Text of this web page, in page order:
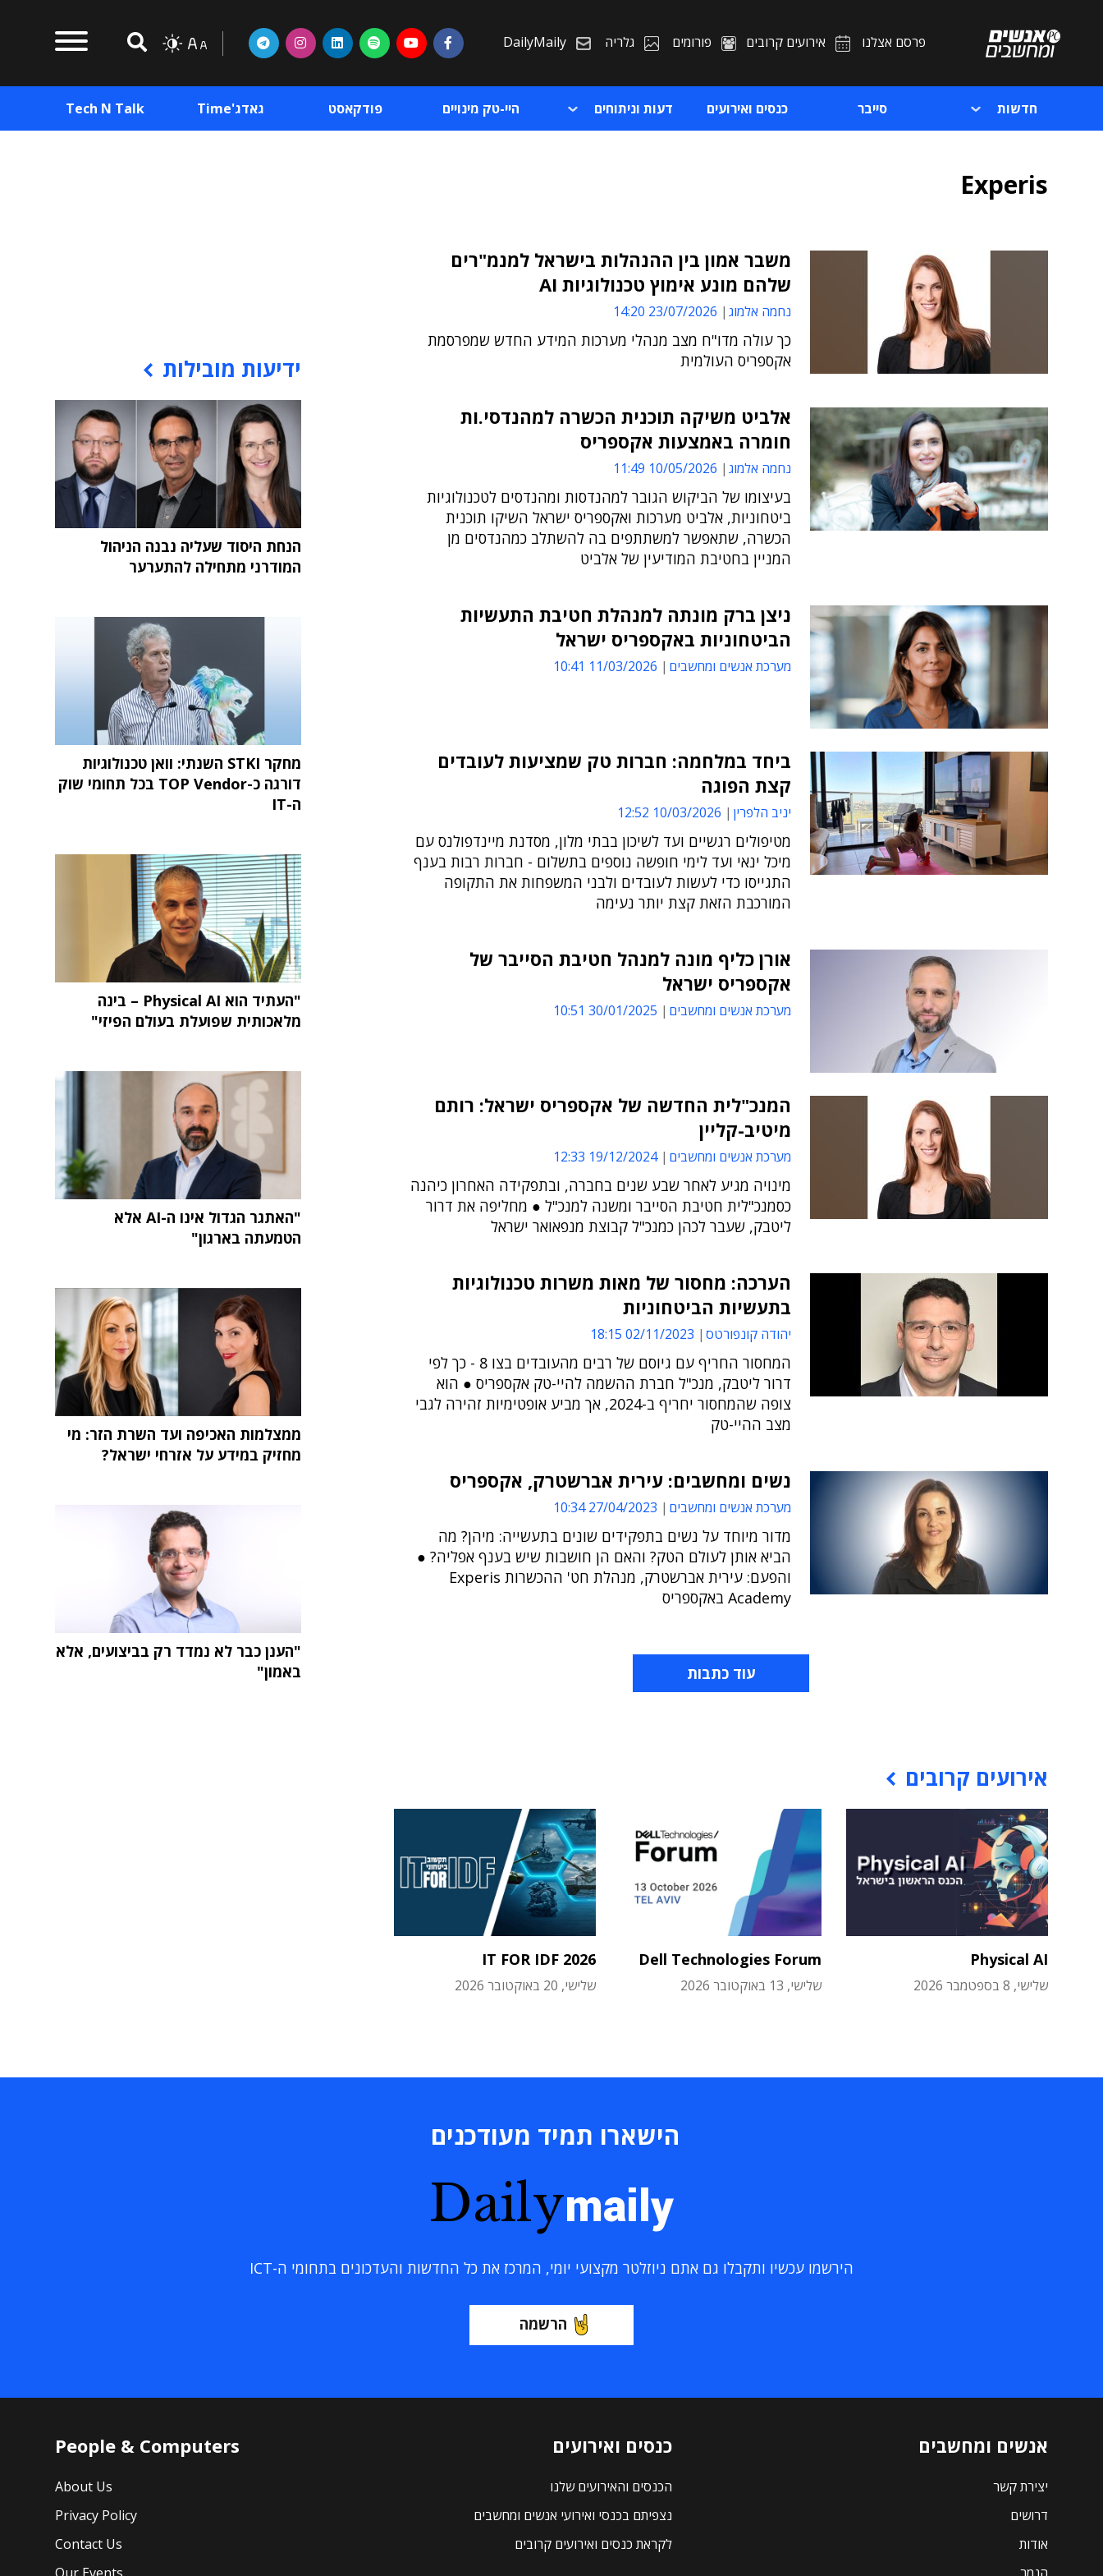
פרסם אצלנו אירועים קרובים פורומים גלריה DailyMaily
חדשות סייבר כנסים ואירועים דעות וניתוחים היי-טק מינויים פודקאסט גאדג'Time Tech N Talk
Experis
משבר אמון בין ההנהלות בישראל למנמ"רים
שלהם מונע אימוץ טכנולוגיות AI
נחמה אלמוג 23/07/2026 14:20
כך עולה מדו"ח מצב מנהלי מערכות המידע החדש שמפרסמת
אקספריס העולמית
אלביט משיקה תוכנית הכשרה למהנדסי.ות
חומרה באמצעות אקספריס
נחמה אלמוג 10/05/2026 11:49
בעיצומו של הביקוש הגובר למהנדסות ומהנדסים לטכנולוגיות
ביטחוניות, אלביט מערכות ואקספריס ישראל השיקו תוכנית
הכשרה, שתאפשר למשתתפים בה להשתלב כמהנדסים מן
המניין בחטיבת המודיעין של אלביט
ניצן ברק מונתה למנהלת חטיבת התעשיות
הביטחוניות באקספריס ישראל
מערכת אנשים ומחשבים 11/03/2026 10:41
ביחד במלחמה: חברות טק שמציעות לעובדים
קצת הפוגה
יניב הלפרין 10/03/2026 12:52
מטיפולים רגשיים ועד לשיכון בבתי מלון, מסדנת מיינדפולנס עם
מיכל ינאי ועד לימי חופשה נוספים בתשלום - חברות רבות בענף
התגייסו כדי לעשות לעובדים ולבני המשפחות את התקופה
המורכבת הזאת קצת יותר נעימה
אורן כליף מונה למנהל חטיבת הסייבר של
אקספריס ישראל
מערכת אנשים ומחשבים 30/01/2025 10:51
המנכ"לית החדשה של אקספריס ישראל: רותם
מיטיב-קליין
מערכת אנשים ומחשבים 19/12/2024 12:33
מינויה מגיע לאחר שבע שנים בחברה, ובתפקידה האחרון כיהנה
כסמנכ"לית חטיבת הסייבר ומשנה למנכ"ל ● מחליפה את דרור
ליטבק, שעבר לכהן כמנכ"ל קבוצת מנפאואר ישראל
הערכה: מחסור של מאות משרות טכנולוגיות
בתעשיות הביטחוניות
יהודה קונפורטס 02/11/2023 18:15
המחסור החריף עם גיוסם של רבים מהעובדים בצו 8 - כך לפי
דרור ליטבק, מנכ"ל חברת ההשמה להיי-טק אקספריס ● הוא
צופה שהמחסור יחריף ב-2024, אך מביע אופטימיות זהירה לגבי
מצב ההיי-טק
נשים ומחשבים: עירית אברשטרק, אקספריס
מערכת אנשים ומחשבים 27/04/2023 10:34
מדור מיוחד על נשים בתפקידים שונים בתעשייה: מיהן? מה
הביא אותן לעולם הטק? והאם הן חושבות שיש בענף אפליה? ●
והפעם: עירית אברשטרק, מנהלת חט' ההכשרות Experis
Academy באקספריס
עוד כתבות
אירועים קרובים
Physical AI
שלישי, 8 בספטמבר 2026
Dell Technologies Forum
שלישי, 13 באוקטובר 2026
IT FOR IDF 2026
שלישי, 20 באוקטובר 2026
ידיעות מובילות
הנחת היסוד שעליה נבנה הניהול
המודרני מתחילה להתערער
מחקר STKI השנתי: וואן טכנולוגיות
דורגה כ-TOP Vendor בכל תחומי שוק
ה-IT
"העתיד הוא Physical AI – בינה
מלאכותית שפועלת בעולם הפיזי"
"האתגר הגדול אינו ה-AI אלא
הטמעתה בארגון"
ממצלמות האכיפה ועד השרת הזר: מי
מחזיק במידע על אזרחי ישראל?
"הענן כבר לא נמדד רק בביצועים, אלא
באמון"
הישארו תמיד מעודכנים
Dailymaily
הירשמו עכשיו ותקבלו גם אתם ניוזלטר מקצועי יומי, המרכז את כל החדשות והעדכונים בתחומי ה-ICT
הרשמה
אנשים ומחשבים
יצירת קשר
דרושים
אודות
הנמר
כנסים ואירועים
הכנסים והאירועים שלנו
נצפיתם בכנסי ואירועי אנשים ומחשבים
לקראת כנסים ואירועים קרובים
People & Computers
About Us
Privacy Policy
Contact Us
Our Events